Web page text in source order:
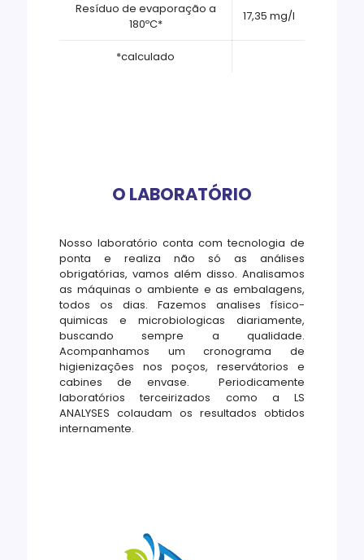
Resíduo de evaporação a
180ºC*
17,35 mg/l
*calculado
O LABORATÓRIO
Nosso laboratório conta com tecnologia de
ponta e realiza não só as análises
obrigatórias, vamos além disso. Analisamos
as máquinas o ambiente e as embalagens,
todos os dias. Fazemos analises físico-
quimicas e microbiologicas diariamente,
buscando sempre a qualidade.
Acompanhamos um cronograma de
higienizações nos poços, reservátorios e
cabines de envase. Periodicamente
laboratórios terceirizados como a LS
ANALYSES colaudam os resultados obtidos
internamente.